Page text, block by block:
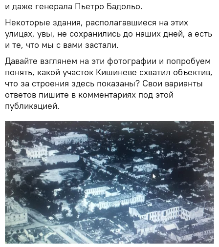
и даже генерала Пьетро Бадольо.
Некоторые здания, располагавшиеся на этих
улицах, увы, не сохранились до наших дней, а есть
и те, что мы с вами застали.
Давайте взглянем на эти фотографии и попробуем
понять, какой участок Кишиневе схватил объектив,
что за строения здесь показаны? Свои варианты
ответов пишите в комментариях под этой
публикацией.